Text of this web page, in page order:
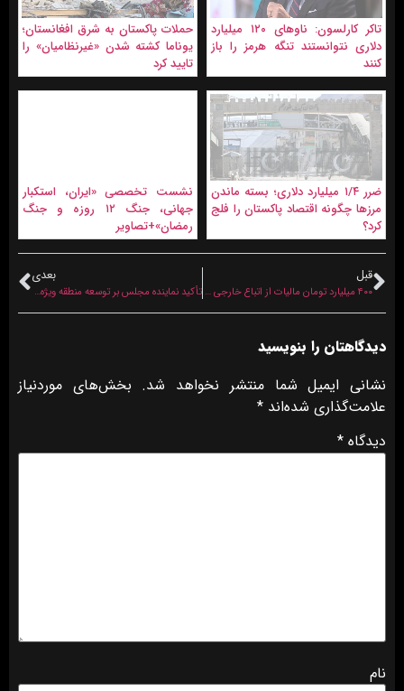
تاکر کارلسون: ناوهای ۱۲۰ ميليارد
دلاری نتوانستند تنگه هرمز را باز
کنند
حملات پاکستان به شرق افغانستان؛
یوناما کشته شدن «غیرنظامیان» را
تایید کرد
ضرر ۱/۴ میلیارد دلاری؛ بسته ماندن
مرزها چگونه اقتصاد پاکستان را فلج
کرد؟
نشست تخصصی «ایران، استکبار
جهانی، جنگ ۱۲ روزه و جنگ
رمضان»+تصاویر
قبل
۴۰۰ میلیارد تومان مالیات از اتباع خارجی در کرمان وصول شد
بعدی
تأکید نماینده مجلس بر توسعه منطقه ویژه اقتصادی مشترک ایران، افغانستان و چین؛ «افغانستان شریک تجاری ماست»
دیدگاهتان را بنویسید
نشانی ایمیل شما منتشر نخواهد شد. بخش‌های موردنیاز
علامت‌گذاری شده‌اند *
دیدگاه *
نام